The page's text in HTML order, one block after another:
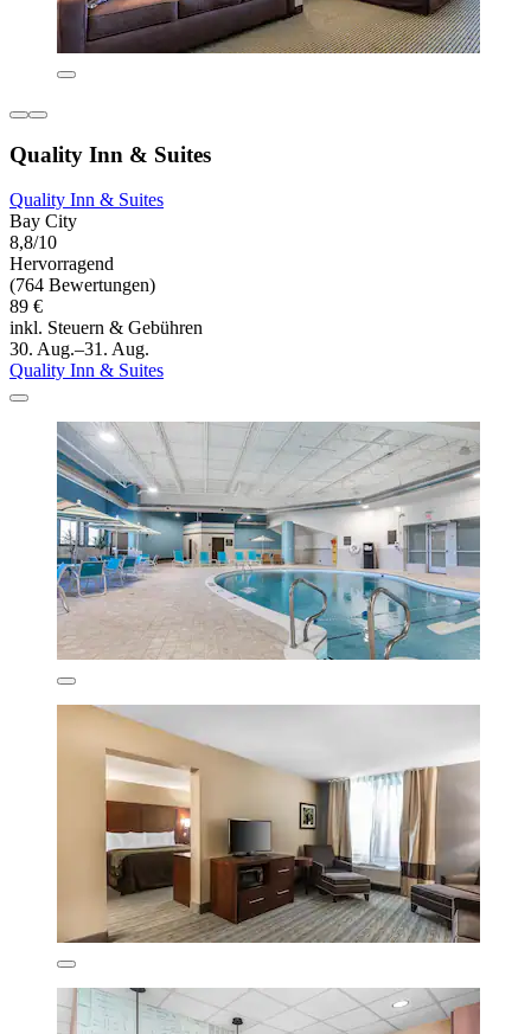
Quality Inn & Suites
Quality Inn & Suites
Bay City
8,8/10
Hervorragend
(764 Bewertungen)
89 €
inkl. Steuern & Gebühren
30. Aug.–31. Aug.
Quality Inn & Suites